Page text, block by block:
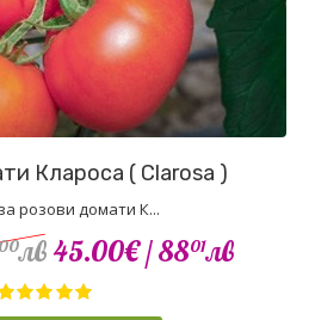
Клароса ( Clarosa )
розови домати К...
лв 45.00€/ 8801лв